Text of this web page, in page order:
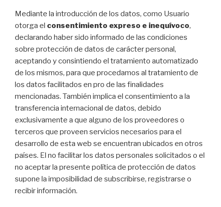
Mediante la introducción de los datos, como Usuario
otorga el consentimiento expreso e inequívoco,
declarando haber sido informado de las condiciones
sobre protección de datos de carácter personal,
aceptando y consintiendo el tratamiento automatizado
de los mismos, para que procedamos al tratamiento de
los datos facilitados en pro de las finalidades
mencionadas. También implica el consentimiento a la
transferencia internacional de datos, debido
exclusivamente a que alguno de los proveedores o
terceros que proveen servicios necesarios para el
desarrollo de esta web se encuentran ubicados en otros
países. El no facilitar los datos personales solicitados o el
no aceptar la presente política de protección de datos
supone la imposibilidad de subscribirse, registrarse o
recibir información.